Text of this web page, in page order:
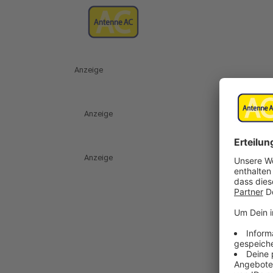
Anzeige
Anzeige
Anzeige